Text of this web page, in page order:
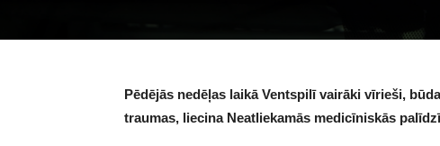
Pēdējās nedēļas laikā Ventspilī vairāki vīrieši,
traumas, liecina Neatliekamās medicīniskās